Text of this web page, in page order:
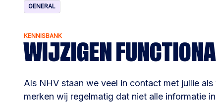
Bekercompetitie
Topcompetitie
Arbitrage
Kennisbank competitie
Calamiteiten
GENERAL
KENNISBANK
WIJZIGEN
Als NHV staan we veel in contact met jullie
merken wij regelmatig dat niet alle informatie